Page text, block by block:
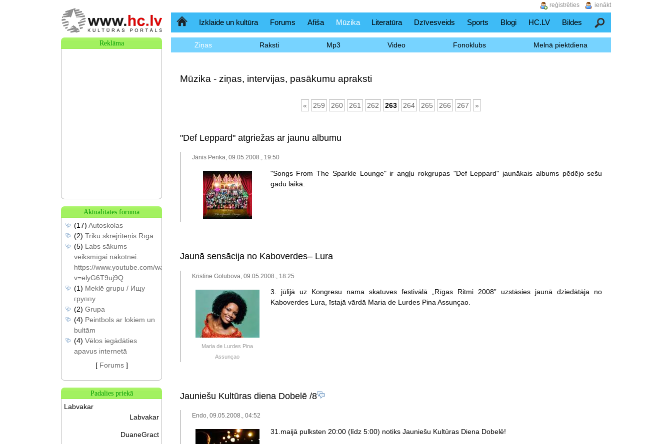
SākumlapaIzklaide un kultūra Forums Afiša Mūzika Literatūra Dzīvesveids Sports Blogi HC.LV Bildes Meklēšana
Ziņas Raksti Mp3 Video Fonoklubs Melnā piektdiena
Mūzika - ziņas, intervijas, pasākumu apraksti
« 259 260 261 262 263 264 265 266 267 »
"Def Leppard" atgriežas ar jaunu albumu
Jānis Penka, 09.05.2008., 19:50
"Songs From The Sparkle Lounge" ir angļu rokgrupas "Def Leppard" jaunākais albums pēdējo sešu
gadu laikā.
Jaunā sensācija no Kaboverdes– Lura
Kristīne Golubova, 09.05.2008., 18:25
Maria de Lurdes Pina
Assunçao
3. jūlijā uz Kongresu nama skatuves festivālā „Rīgas Ritmi 2008” uzstāsies jaunā dziedātāja no
Kaboverdes Lura, īstajā vārdā Maria de Lurdes Pina Assunçao.
Jauniešu Kultūras diena Dobelē/8
Endo, 09.05.2008., 04:52
31.maijā pulksten 20:00 (līdz 5:00) notiks Jauniešu Kultūras Diena Dobelē!
Reklāma
Aktualitātes forumā
(17) Autoskolas
(2) Triku skrejriteņis Rīgā
(5) Labs sākums
veiksmīgai nākotnei.
https://www.youtube.com/watch?
v=elyG6T9uj9Q
(1) Meklē grupu / Ищу
группу
(2) Grupa
(4) Peintbols ar lokiem un
bultām
(4) Vēlos iegādāties
apavus internetā
[ Forums]
Padalies priekā
Labvakar
Labvakar
DuaneGract
ienākt
reģistrēties